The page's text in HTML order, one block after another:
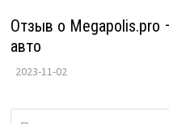
Отзыв о Megapolis.pro
авто
2023-11-02
Найти: